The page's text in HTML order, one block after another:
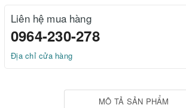
Liên hệ mua hàng
0964-230-278
Địa chỉ cửa hàng
MÔ TẢ SẢN PHẨM